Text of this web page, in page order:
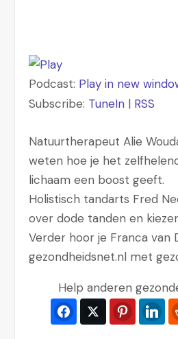
Podcast: Play in new
Subscribe: TuneIn | RSS
Natuurtherapeut Alie
weten hoe je het
lichaam een boost geeft.
Holistisch tandarts Fred
over dode tanden en
Verder hoor je Franca van
gezondheidsnet.nl met
Help anderen
FacebookTwitter Pinterest